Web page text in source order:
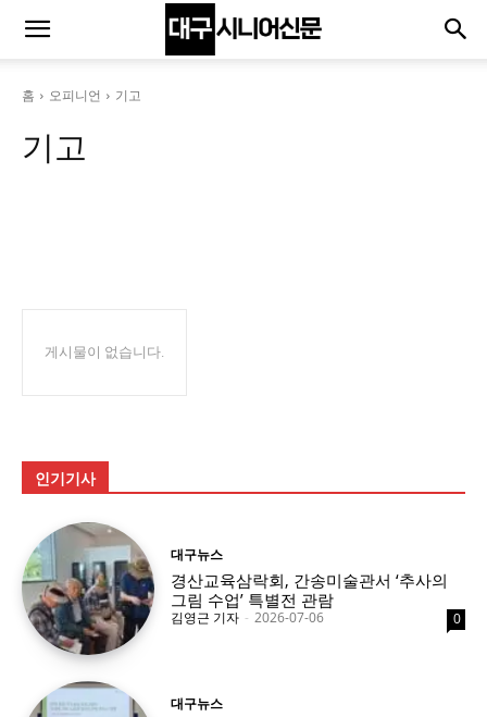
홈 오피니언 기고
기고
게시물이 없습니다.
인기기사
대구뉴스
경산교육삼락회, 간송미술관서 ‘추사의
그림 수업’ 특별전 관람
김영근 기자 - 2026-07-06 0
대구뉴스